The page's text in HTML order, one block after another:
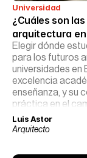
Universidad
¿Cuáles son
arquitectura en
Elegir dónde
para los futuros
universidades en
excelencia
enseñanza, y su
práctica en el
Luis Astor
Arquitecto